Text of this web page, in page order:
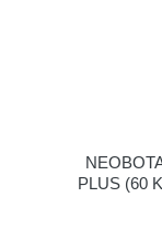
PLUS (60